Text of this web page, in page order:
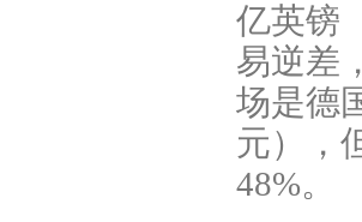
亿英镑
易逆差
场是德
元），
48%。